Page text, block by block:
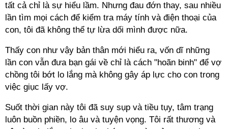
tất cả chỉ là sự hiểu lầm. Nhưng đau đớn thay, sau nhiều
lần tìm mọi cách để kiểm tra máy tính và điện thoại của
con, tôi đã không thể tự lừa dối mình được nữa.
Thấy con như vậy bản thân mới hiểu ra, vốn dĩ những
lần con vẫn đưa bạn gái về chỉ là cách "hoãn binh" để vợ
chồng tôi bớt lo lắng mà không gây áp lực cho con trong
việc giục lấy vợ.
Suốt thời gian này tôi đã suy sụp và tiều tụy, tâm trạng
luôn buồn phiền, lo âu và tuyện vọng. Tôi rất thương và